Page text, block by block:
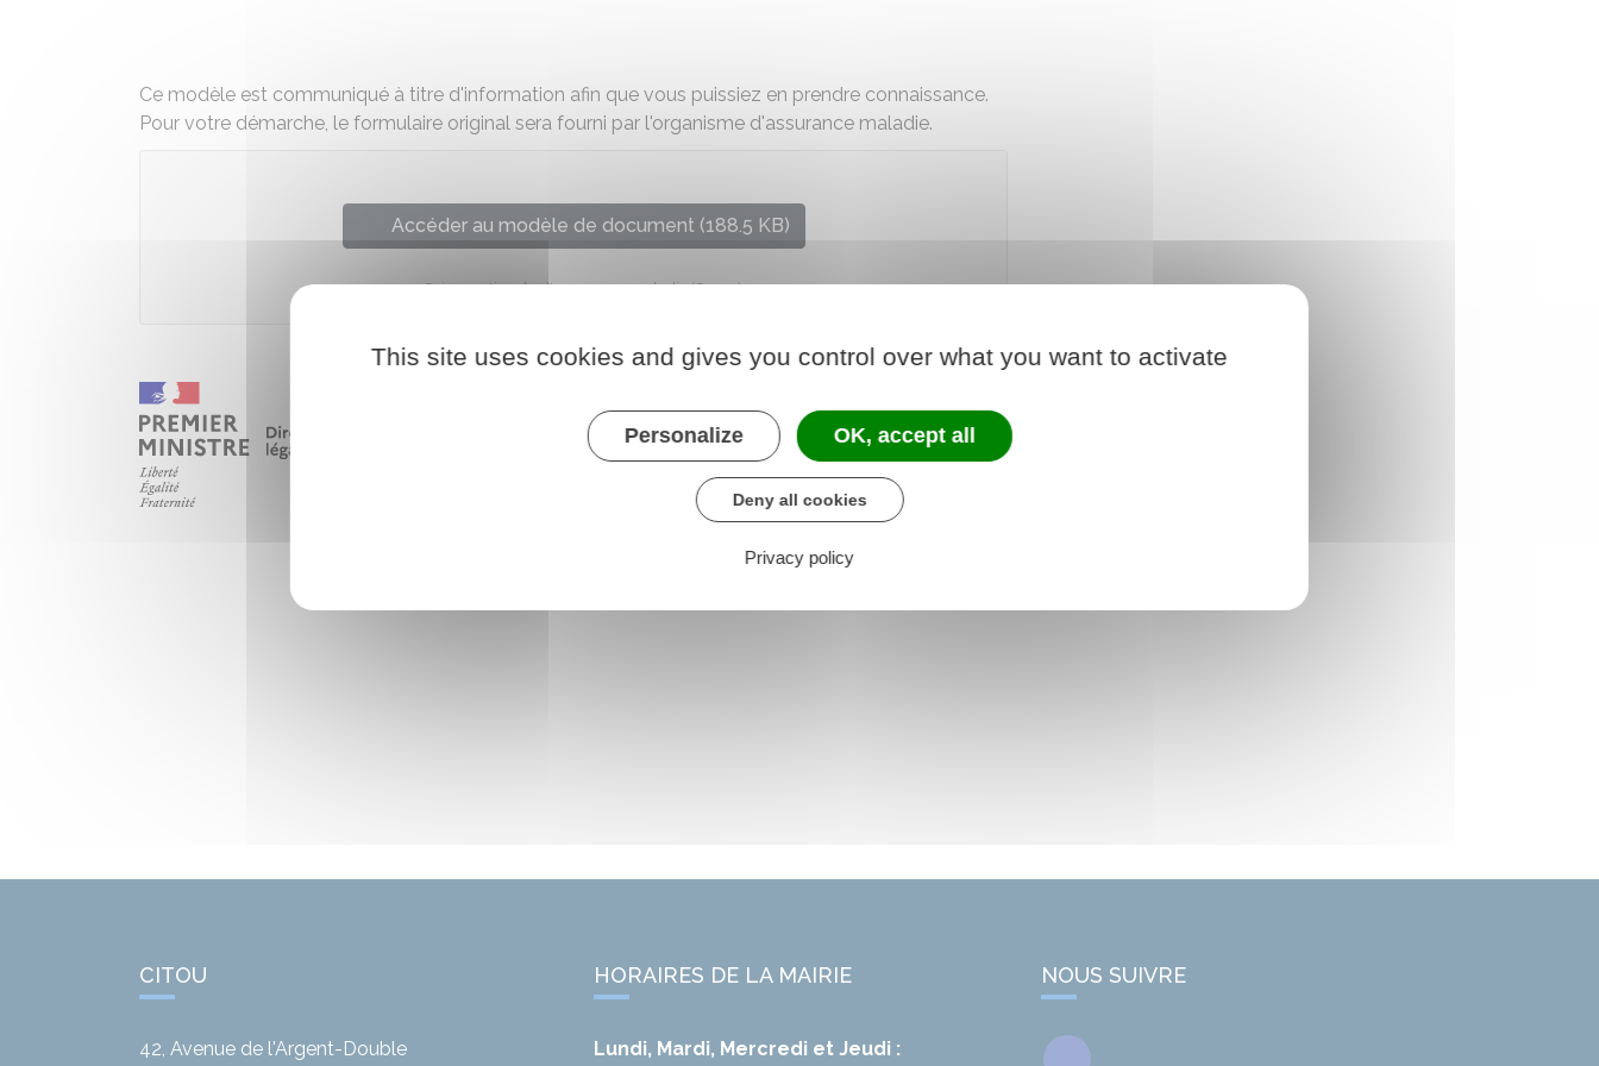
Ce modèle est communiqué à titre d'information afin que vous puissiez en prendre connaissance.
Pour votre démarche, le formulaire original sera fourni par l'organisme d'assurance maladie.
Accéder au modèle de document (188.5 KB)
Caisse nationale d'assurance maladie (Cnam)
CITOU
42, Avenue de l'Argent-Double
HORAIRES DE LA MAIRIE
Lundi, Mardi, Mercredi et Jeudi :
NOUS SUIVRE
This site uses cookies and gives you control over what you want to activate
Personalize OK, accept all
Deny all cookies
Privacy policy